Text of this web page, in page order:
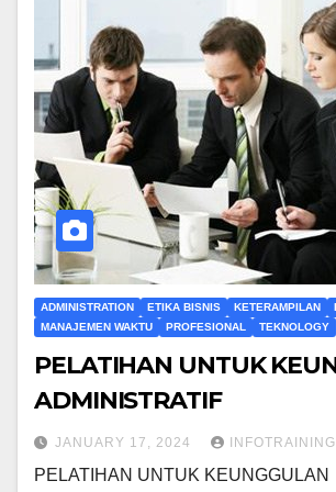
ADMINISTRATION ETIKA BISNIS KETERAMPILAN
MANAJEMEN WAKTU
PROFESIONAL TEKNOLOGY
PELATIHAN UNTUK
ADMINISTRATIF
JANUARY 17, 2024 INFOTRAINING
PELATIHAN UNTUK KEUNGGULAN